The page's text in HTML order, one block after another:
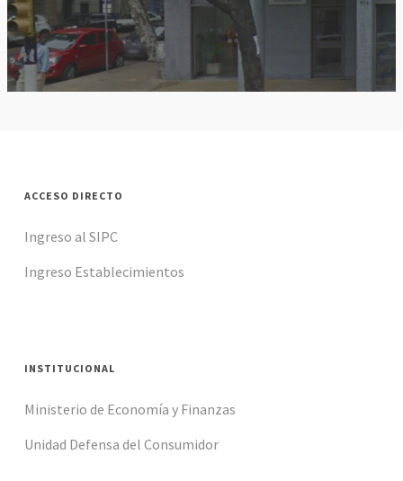
ACCESO DIRECTO
Ingreso al SIPC
Ingreso Establecimientos
INSTITUCIONAL
Ministerio de Economía y Finanzas
Unidad Defensa del Consumidor